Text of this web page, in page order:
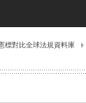
標對比全球法規資料庫